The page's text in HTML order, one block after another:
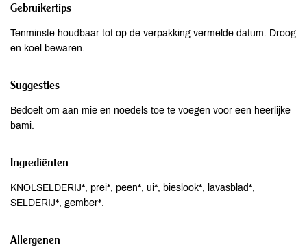
Gebruikertips
Tenminste houdbaar tot op de verpakking vermelde datum. Droog
en koel bewaren.
Suggesties
Bedoelt om aan mie en noedels toe te voegen voor een heerlijke
bami.
Ingrediënten
KNOLSELDERIJ*, prei*, peen*, ui*, bieslook*, lavasblad*,
SELDERIJ*, gember*.
Allergenen